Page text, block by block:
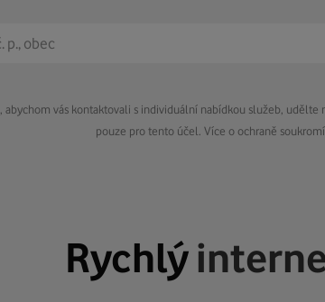
abychom vás kontaktovali s individuální nabídkou služeb,
pouze pro tento účel. Více o ochraně
Rychlý